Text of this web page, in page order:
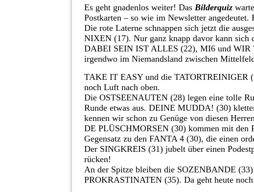
Es geht gnadenlos weiter! Das Bilderquiz
Postkarten – so wie im Newsletter
Die rote Laterne schnappen sich jetzt die
NIXEN (17). Nur ganz knapp davor kann sich
DABEI SEIN IST ALLES (22), MI6 und
irgendwo im Niemandsland zwischen
TAKE IT EASY und die TATORTREINIGER
noch Luft nach oben.
Die OSTSEENAUTEN (28) legen eine tolle
Runde etwas aus. DEINE MUDDA! (30)
kennen wir schon zu Genüge von diesen
DE PLÜSCHMORSEN (30) kommen mit den
Gegensatz zu den FANTA 4 (30), die einen
Der SINGKREIS (31) jubelt über einen
rücken!
An der Spitze bleiben die SOZENBANDE
PROKRASTINATEN (35). Da geht heute noch